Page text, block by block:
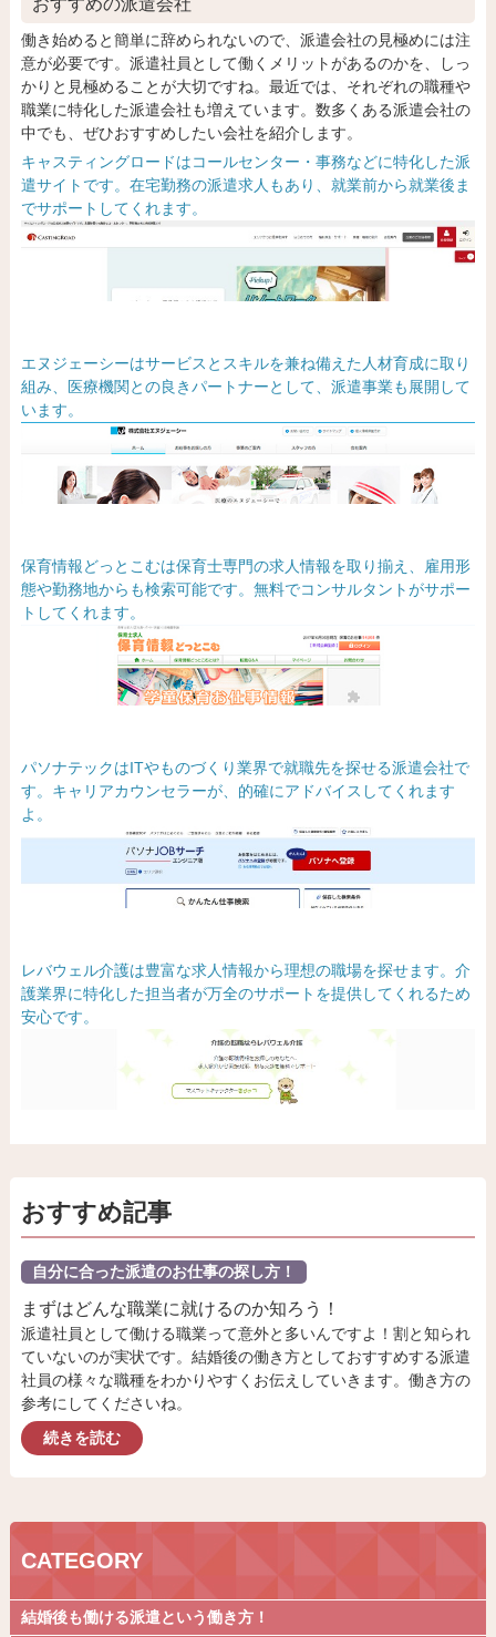
おすすめの派遣会社
働き始めると簡単に辞められないので、派遣会社の見極めには注
意が必要です。派遣社員として働くメリットがあるのかを、しっ
かりと見極めることが大切ですね。最近では、それぞれの職種や
職業に特化した派遣会社も増えています。数多くある派遣会社の
中でも、ぜひおすすめしたい会社を紹介します。
キャスティングロードはコールセンター・事務などに特化した派
遣サイトです。在宅勤務の派遣求人もあり、就業前から就業後ま
でサポートしてくれます。
エヌジェーシーはサービスとスキルを兼ね備えた人材育成に取り
組み、医療機関との良きパートナーとして、派遣事業も展開して
います。
保育情報どっとこむは保育士専門の求人情報を取り揃え、雇用形
態や勤務地からも検索可能です。無料でコンサルタントがサポー
トしてくれます。
パソナテックはITやものづくり業界で就職先を探せる派遣会社で
す。キャリアカウンセラーが、的確にアドバイスしてくれます
よ。
レバウェル介護は豊富な求人情報から理想の職場を探せます。介
護業界に特化した担当者が万全のサポートを提供してくれるため
安心です。
おすすめ記事
自分に合った派遣のお仕事の探し方！
まずはどんな職業に就けるのか知ろう！
派遣社員として働ける職業って意外と多いんですよ！割と知られ
ていないのが実状です。結婚後の働き方としておすすめする派遣
社員の様々な職種をわかりやすくお伝えしていきます。働き方の
参考にしてくださいね。
続きを読む
CATEGORY
結婚後も働ける派遣という働き方！